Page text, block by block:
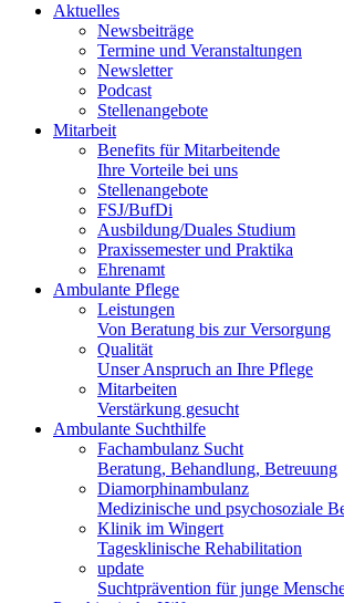
53173
53340
Aktuelles
Newsbeiträge
Termine und Veranstaltungen
Newsletter
Podcast
Stellenangebote
Mitarbeit
Benefits für Mitarbeitende
Ihre Vorteile bei uns
Stellenangebote
FSJ/BufDi
Ausbildung/Duales Studium
Praxissemester und Praktika
Ehrenamt
Ambulante Pflege
Leistungen
Von Beratung bis zur Versorgung
Qualität
Unser Anspruch an Ihre Pflege
Mitarbeiten
Verstärkung gesucht
Ambulante Suchthilfe
Fachambulanz Sucht
Beratung, Behandlung, Betreuung
Diamorphinambulanz
Medizinische und psychosoziale
Klinik im Wingert
Tagesklinische Rehabilitation
update
Suchtprävention für junge